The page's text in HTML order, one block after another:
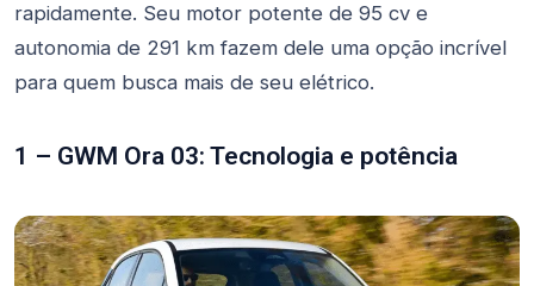
rapidamente. Seu motor potente de 95 cv e
autonomia de 291 km fazem dele uma opção incrível
para quem busca mais de seu elétrico.
1 – GWM Ora 03: Tecnologia e potência